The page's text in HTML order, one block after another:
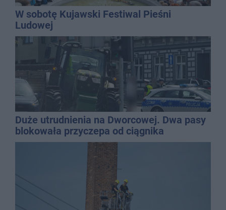
W sobotę Kujawski Festiwal Pieśni
Ludowej
Duże utrudnienia na Dworcowej. Dwa pasy
blokowała przyczepa od ciągnika